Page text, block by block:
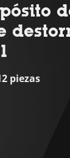
piezas